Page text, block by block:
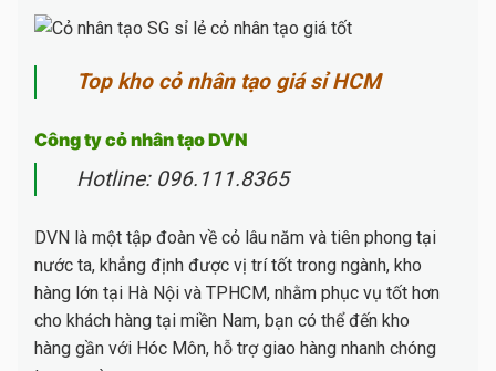
Top kho cỏ nhân tạo giá sỉ HCM
Công ty cỏ nhân tạo DVN
Hotline: 096.111.8365
DVN là một tập đoàn về cỏ lâu năm và tiên phong tại
nước ta, khẳng định được vị trí tốt trong ngành, kho
hàng lớn tại Hà Nội và TPHCM, nhằm phục vụ tốt hơn
cho khách hàng tại miền Nam, bạn có thể đến kho
hàng gần với Hóc Môn, hỗ trợ giao hàng nhanh chóng